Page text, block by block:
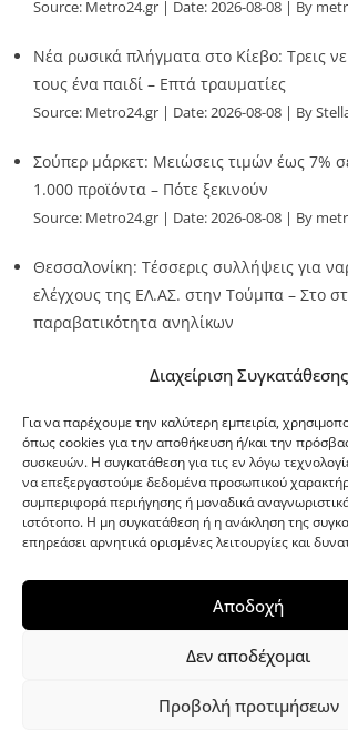
Διαχείριση Συγκατάθεσης
Για να παρέχουμε την καλύτερη εμπειρία,
όπως cookies για την αποθήκευση ή/και την
συσκευών. Η συγκατάθεση για τις εν λόγω
να επεξεργαστούμε δεδομένα προσωπικού
συμπεριφορά περιήγησης ή μοναδικά
ιστότοπο. Η μη συγκατάθεση ή η ανάκληση της
επηρεάσει αρνητικά ορισμένες λειτουργίες και
Αποδοχή
Δεν αποδέχομαι
Προβολή προτιμήσεων
Source: Metro24.gr Date: 2026-08-08 By
Νέα ρωσικά πλήγματα στο Κίεβο: Τρεις
τους ένα παιδί – Επτά τραυματίες
Source: Metro24.gr Date: 2026-08-08 By
Σούπερ μάρκετ: Μειώσεις τιμών έως 7%
1.000 προϊόντα – Πότε ξεκινούν
Source: Metro24.gr Date: 2026-08-08 By
Θεσσαλονίκη: Τέσσερις συλλήψεις για
ελέγχους της ΕΛ.ΑΣ. στην Τούμπα – Στο
παραβατικότητα ανηλίκων
G-point.gr